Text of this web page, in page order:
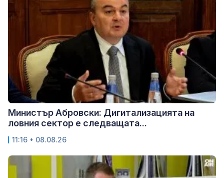
Министър Абровски: Дигитализацията на
ловния сектор е следващата...
11:16 • 08.08.26